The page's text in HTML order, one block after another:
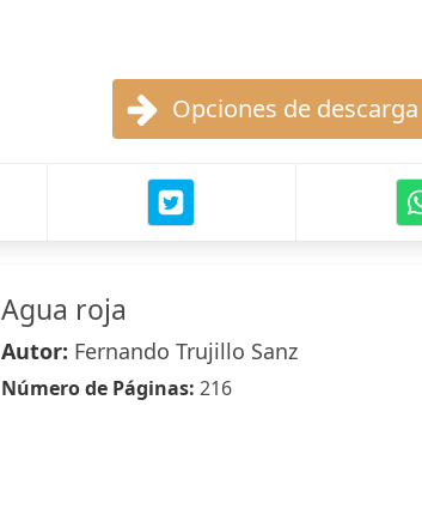
Opciones de descarga
Agua roja
Autor: Fernando Trujillo Sanz
Número de Páginas: 216